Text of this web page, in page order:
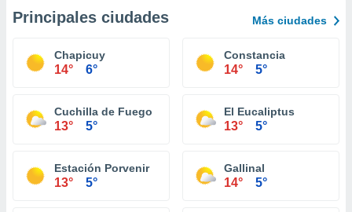
Principales ciudades Más ciudades
Chapicuy
14° 6°
Constancia
14° 5°
Cuchilla de Fuego
13° 5°
El Eucaliptus
13° 5°
Estación Porvenir
13° 5°
Gallinal
14° 5°